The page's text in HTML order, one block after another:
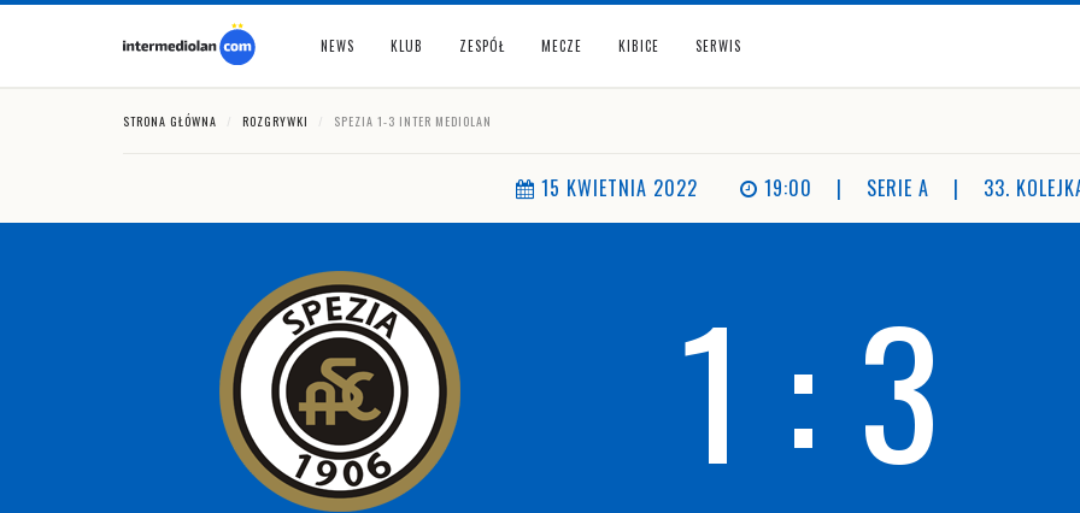
NEWS KLUB ZESPÓŁ MECZE KIBICE SERWIS
STRONA GŁÓWNA ROZGRYWKI SPEZIA 1-3 INTER MEDIOLAN
15 KWIETNIA 2022 19:00 | SERIE A | 33.
1 : 3